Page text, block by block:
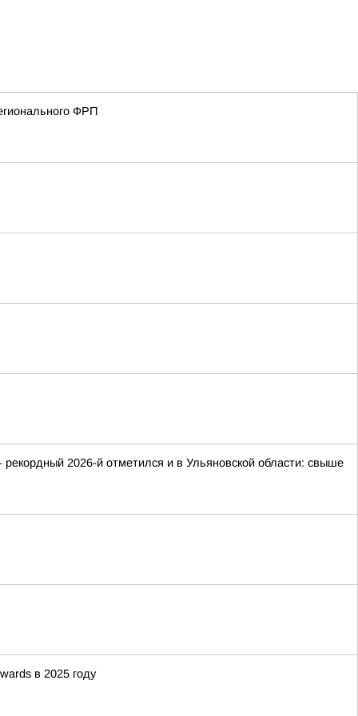
ФРП
2026-й отметился и в Ульяновской области: свыше
в 2025 году